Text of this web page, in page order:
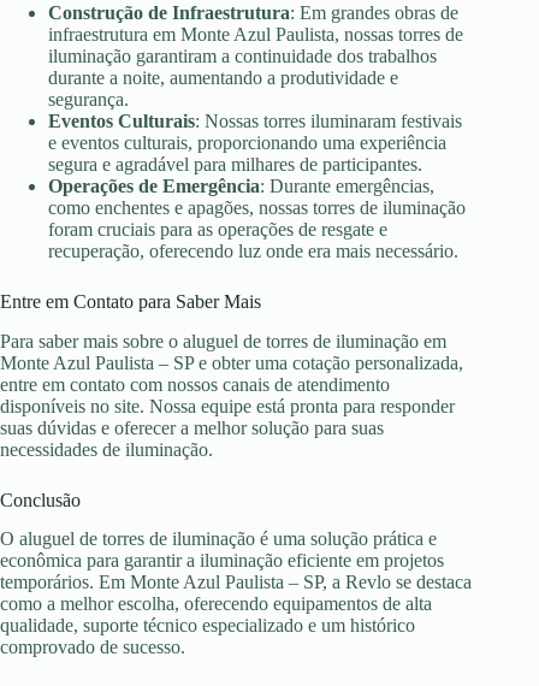
Construção de Infraestrutura: Em grandes obras de
infraestrutura em Monte Azul Paulista, nossas torres de
iluminação garantiram a continuidade dos trabalhos
durante a noite, aumentando a produtividade e
segurança.
Eventos Culturais: Nossas torres iluminaram festivais
e eventos culturais, proporcionando uma experiência
segura e agradável para milhares de participantes.
Operações de Emergência: Durante emergências,
como enchentes e apagões, nossas torres de iluminação
foram cruciais para as operações de resgate e
recuperação, oferecendo luz onde era mais necessário.
Entre em Contato para Saber Mais
Para saber mais sobre o aluguel de torres de iluminação em
Monte Azul Paulista – SP e obter uma cotação personalizada,
entre em contato com nossos canais de atendimento
disponíveis no site. Nossa equipe está pronta para responder
suas dúvidas e oferecer a melhor solução para suas
necessidades de iluminação.
Conclusão
O aluguel de torres de iluminação é uma solução prática e
econômica para garantir a iluminação eficiente em projetos
temporários. Em Monte Azul Paulista – SP, a Revlo se destaca
como a melhor escolha, oferecendo equipamentos de alta
qualidade, suporte técnico especializado e um histórico
comprovado de sucesso.